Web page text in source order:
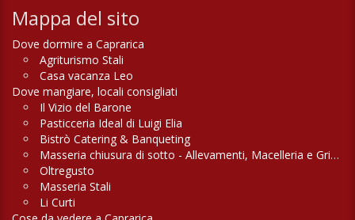
Mappa del sito
Dove dormire a Caprarica
Agriturismo Stali
Casa vacanza Leo
Dove mangiare, locali consigliati
Il Vizio del Barone
Pasticceria Ideal di Luigi Elia
Bistrò Catering & Banqueting
Masseria chiusura di sotto - Allevamenti, Macelleria e Griglieria
Oltregusto
Masseria Stali
Li Curti